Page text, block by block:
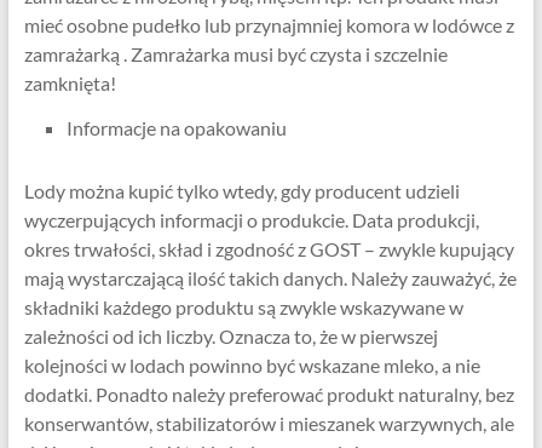
mieć osobne pudełko lub przynajmniej komora w lodówce z
zamrażarką . Zamrażarka musi być czysta i szczelnie
zamknięta!
Informacje na opakowaniu
Lody można kupić tylko wtedy, gdy producent udzieli
wyczerpujących informacji o produkcie. Data produkcji,
okres trwałości, skład i zgodność z GOST – zwykle kupujący
mają wystarczającą ilość takich danych. Należy zauważyć, że
składniki każdego produktu są zwykle wskazywane w
zależności od ich liczby. Oznacza to, że w pierwszej
kolejności w lodach powinno być wskazane mleko, a nie
dodatki. Ponadto należy preferować produkt naturalny, bez
konserwantów, stabilizatorów i mieszanek warzywnych, ale